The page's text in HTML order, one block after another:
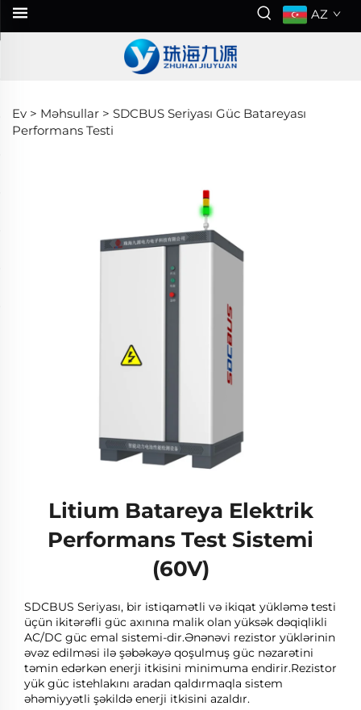
AZ
Ev > Məhsullar > SDCBUS Seriyası Güc Batareyası
Performans Testi
Litium Batareya Elektrik
Performans Test Sistemi
(60V)
SDCBUS Seriyası, bir istiqamətli və ikiqat yükləmə testi
üçün ikitərəfli güc axınına malik olan yüksək dəqiqlikli
AC/DC güc emal sistemi-dir.Ənənəvi rezistor yüklərinin
əvəz edilməsi ilə şəbəkəyə qoşulmuş güc nəzarətini
təmin edərkən enerji itkisini minimuma endirir.Rezistor
yük güc istehlakını aradan qaldırmaqla sistem
əhəmiyyətli şəkildə enerji itkisini azaldır.